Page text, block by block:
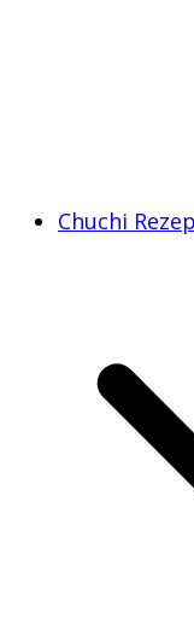
Chuchi